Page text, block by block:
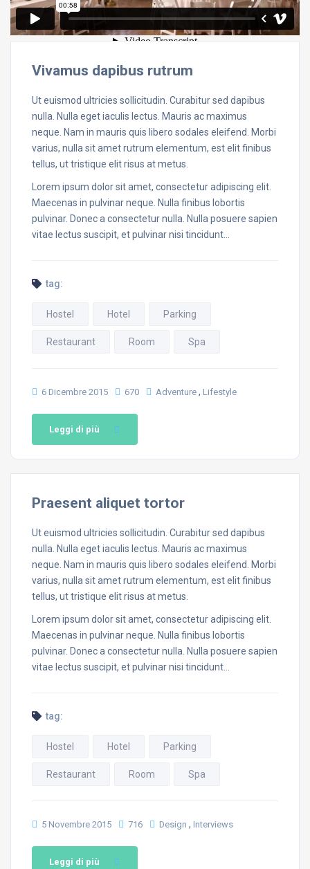
Vivamus dapibus rutrum
Ut euismod ultricies sollicitudin. Curabitur sed dapibus
nulla. Nulla eget iaculis lectus. Mauris ac maximus
neque. Nam in mauris quis libero sodales eleifend. Morbi
varius, nulla sit amet rutrum elementum, est elit finibus
tellus, ut tristique elit risus at metus.
Lorem ipsum dolor sit amet, consectetur adipiscing elit.
Maecenas in pulvinar neque. Nulla finibus lobortis
pulvinar. Donec a consectetur nulla. Nulla posuere sapien
vitae lectus suscipit, et pulvinar nisi tincidunt…
tag:
Hostel Hotel Parking
Restaurant Room Spa
6 Dicembre 2015 670 Adventure , Lifestyle
Leggi di più
Praesent aliquet tortor
Ut euismod ultricies sollicitudin. Curabitur sed dapibus
nulla. Nulla eget iaculis lectus. Mauris ac maximus
neque. Nam in mauris quis libero sodales eleifend. Morbi
varius, nulla sit amet rutrum elementum, est elit finibus
tellus, ut tristique elit risus at metus.
Lorem ipsum dolor sit amet, consectetur adipiscing elit.
Maecenas in pulvinar neque. Nulla finibus lobortis
pulvinar. Donec a consectetur nulla. Nulla posuere sapien
vitae lectus suscipit, et pulvinar nisi tincidunt…
tag:
Hostel Hotel Parking
Restaurant Room Spa
5 Novembre 2015 716 Design , Interviews
Leggi di più